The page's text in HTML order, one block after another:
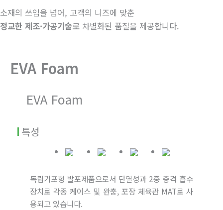
소재의 쓰임을 넘어, 고객의 니즈에 맞춘
정교한 제조·가공기술로 차별화된 품질을 제공합니다.
EVA Foam
EVA Foam
특성
독립기포형 발포제품으로서 단열성과 2중 충격 흡수
장치로 각종 케이스 및 완충, 포장 체육관 MAT로 사
용되고 있습니다.